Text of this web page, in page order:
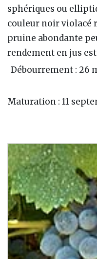
sphériques ou
couleur noir violacé
pruine abondante
rendement en jus
Débourrement : 26
Maturation : 11